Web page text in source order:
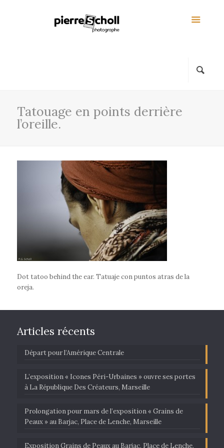
Tatouage en points derrière
l’oreille.
Dot tatoo behind the ear. Tatuaje con puntos atras de la
oreja.
Articles récents
Départ pour l’Amérique Centrale
L’exposition « Icones Péri-Urbaines » ouvre ses portes
à La République Des Créateurs, Marseille
Prolongation pour mars de l’exposition « Grains de
Peaux » au Barjac, Place de Lenche, Marseille
Exposition Grains de Peaux au Barjac, Place de Lenche,